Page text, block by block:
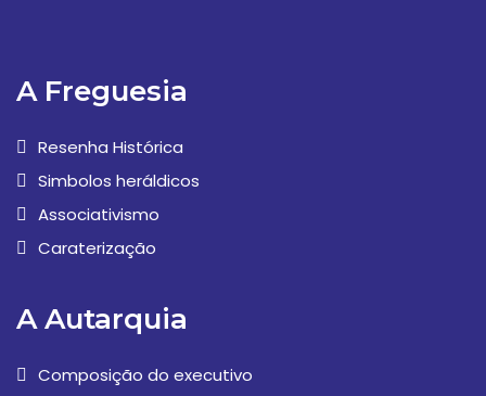
A Freguesia
Resenha Histórica
Simbolos heráldicos
Associativismo
Caraterização
A Autarquia
Composição do executivo